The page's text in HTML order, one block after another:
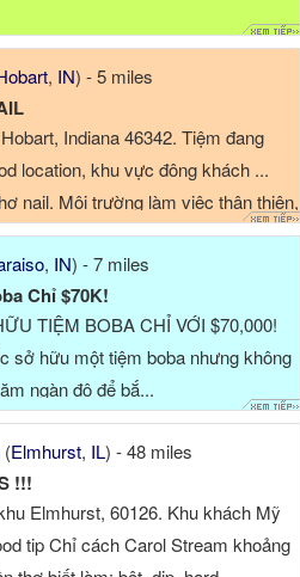
, IN) - 5 miles
Indiana 46342. Tiệm đang
location, khu vực đông khách ...
nail. Môi trường làm việc thân thiện,
, IN) - 7 miles
Chỉ $70K!
TIỆM BOBA CHỈ VỚI $70,000!
sở hữu một tiệm boba nhưng không
ngàn đô để bắ...
(Elmhurst, IL) - 48 miles
!!!
Elmhurst, 60126. Khu khách Mỹ
tip Chỉ cách Carol Stream khoảng